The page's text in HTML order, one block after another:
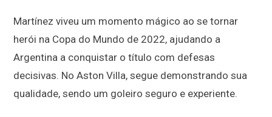
Martínez viveu um momento mágico ao se tornar
herói na Copa do Mundo de 2022, ajudando a
Argentina a conquistar o título com defesas
decisivas. No Aston Villa, segue demonstrando sua
qualidade, sendo um goleiro seguro e experiente.